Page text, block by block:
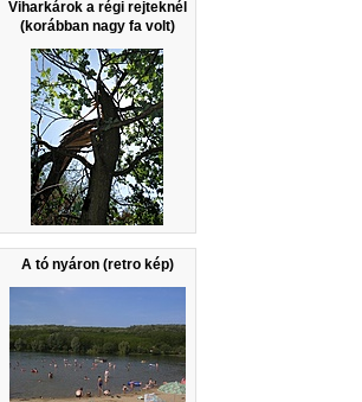
Viharkárok a régi rejteknél
(korábban nagy fa volt)
A tó nyáron (retro kép)